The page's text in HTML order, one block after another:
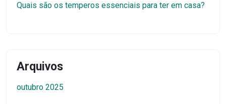
Quais são os temperos essenciais para ter em casa?
Arquivos
outubro 2025